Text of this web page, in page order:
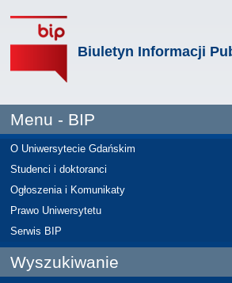
Biuletyn Informacji
Menu - BIP
O Uniwersytecie Gdańskim
Studenci i doktoranci
Ogłoszenia i Komunikaty
Prawo Uniwersytetu
Serwis BIP
Wyszukiwanie